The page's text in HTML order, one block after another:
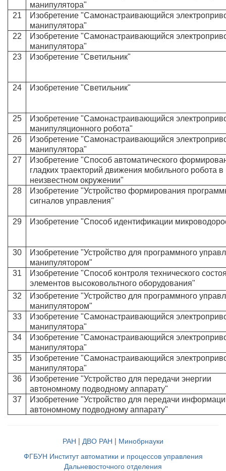
манипулятора"
21
Изобретение "Самонастраивающийся
манипулятора"
22
Изобретение "Самонастраивающийся
манипулятора"
23
Изобретение "Светильник"
24 Изобретение "Светильник"
25
Изобретение "Самонастраивающийся
манипуляционного робота"
26
Изобретение "Самонастраивающийся
манипулятора"
27
Изобретение "Способ автоматического
гладких траекторий движения мобильного робота в
неизвестном окружении"
28
Изобретение "Устройство формирования
сигналов управления"
29 Изобретение "Способ идентификации
30
Изобретение "Устройство для программного
манипулятором"
31
Изобретение "Способ контроля технического
элементов высоковольтного оборудования"
32
Изобретение "Устройство для программного
манипулятором"
33
Изобретение "Самонастраивающийся
манипулятора"
34
Изобретение "Самонастраивающийся
манипулятора"
35
Изобретение "Самонастраивающийся
манипулятора"
36
Изобретение "Устройство для передачи энергии
автономному подводному аппарату"
37
Изобретение "Устройство для передачи
автономному подводному аппарату"
РАН | ДВО РАН | Минобрнауки
ФГБУН Институт автоматики и процессов управления
Дальневосточного отделения